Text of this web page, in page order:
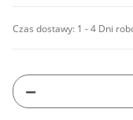
Czas dostawy: 1 - 4 Dni